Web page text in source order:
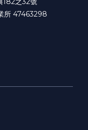
所 47463298